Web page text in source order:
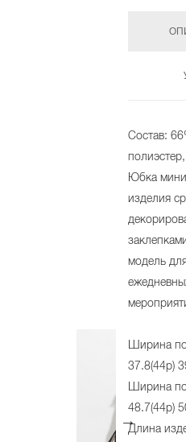
Состав:
Юбка
изделия
модель
Ширина
37.8(44р)
Ширина
48.7(44р)
Длина